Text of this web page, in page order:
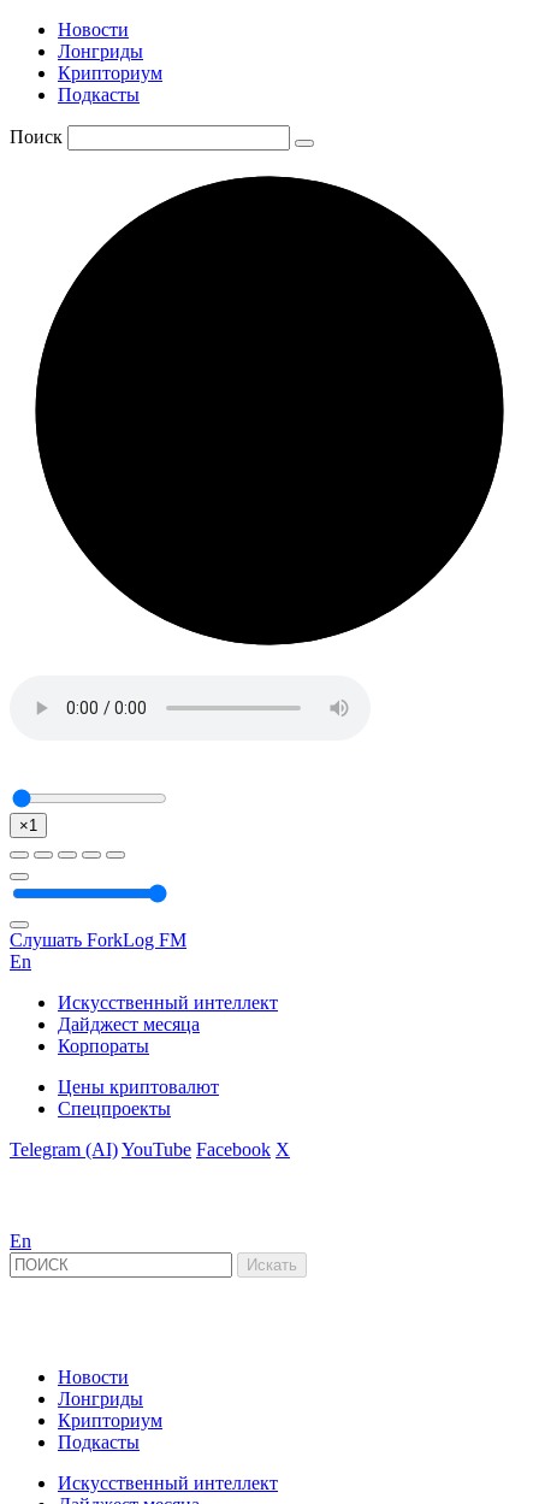
Новости
Лонгриды
Крипториум
Подкасты
Поиск
×1
Слушать ForkLog FM
En
Искусственный интеллект
Дайджест месяца
Корпораты
Цены криптовалют
Спецпроекты
Telegram (AI)YouTube Facebook X
En
Новости
Лонгриды
Крипториум
Подкасты
Искусственный интеллект